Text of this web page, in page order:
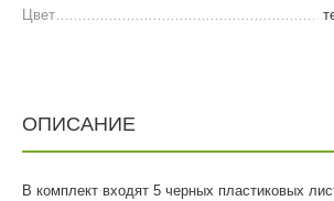
Цвет
ОПИСАНИЕ
В комплект входят 5 черных пластиковых